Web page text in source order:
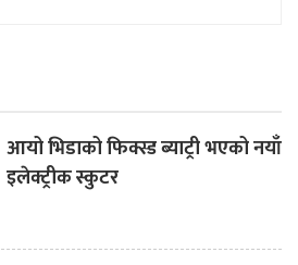
आयो भिडाको फिक्स्ड ब्याट्री भएको नयाँ
इलेक्ट्रीक स्कुटर